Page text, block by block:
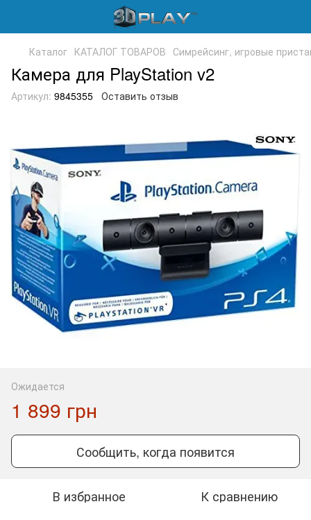
Каталог КАТАЛОГ ТОВАРОВ Симрейсинг, игровые
Камера для PlayStation v2
Артикул: 9845355 Оставить отзыв
Ожидается
1 899 грн
Сообщить, когда появится
В избранное К сравнению